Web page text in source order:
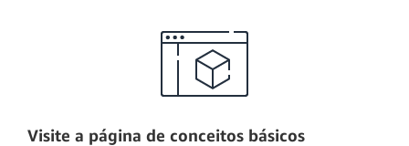
Visite a página de conceitos básicos